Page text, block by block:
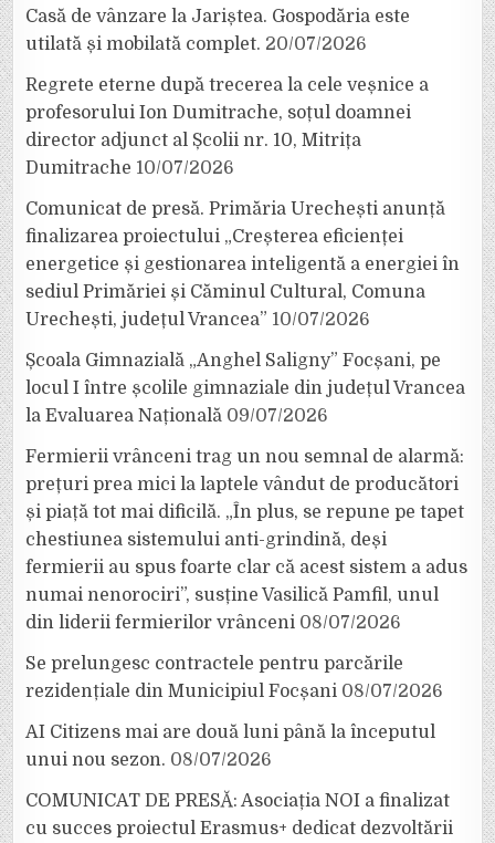
Casă de vânzare la Jariștea. Gospodăria este
utilată și mobilată complet. 20/07/2026
Regrete eterne după trecerea la cele veșnice a
profesorului Ion Dumitrache, soțul doamnei
director adjunct al Școlii nr. 10, Mitrița
Dumitrache 10/07/2026
Comunicat de presă. Primăria Urechești anunță
finalizarea proiectului „Creșterea eficienței
energetice și gestionarea inteligentă a energiei în
sediul Primăriei și Căminul Cultural, Comuna
Urechești, județul Vrancea” 10/07/2026
Școala Gimnazială „Anghel Saligny” Focșani, pe
locul I între școlile gimnaziale din județul Vrancea
la Evaluarea Națională 09/07/2026
Fermierii vrânceni trag un nou semnal de alarmă:
prețuri prea mici la laptele vândut de producători
și piață tot mai dificilă. „În plus, se repune pe tapet
chestiunea sistemului anti-grindină, deși
fermierii au spus foarte clar că acest sistem a adus
numai nenorociri”, susține Vasilică Pamfil, unul
din liderii fermierilor vrânceni 08/07/2026
Se prelungesc contractele pentru parcările
rezidențiale din Municipiul Focșani 08/07/2026
AI Citizens mai are două luni până la începutul
unui nou sezon. 08/07/2026
COMUNICAT DE PRESĂ: Asociația NOI a finalizat
cu succes proiectul Erasmus+ dedicat dezvoltării